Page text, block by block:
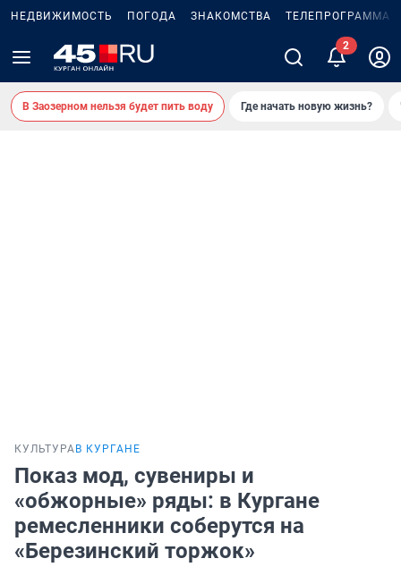
НЕДВИЖИМОСТЬ ПОГОДА ЗНАКОМСТВА ТЕЛЕПРОГРАММА
В Заозерном нельзя будет пить воду Где начать новую жизнь?
КУЛЬТУРА В КУРГАНЕ
Показ мод, сувениры и
«обжорные» ряды: в Кургане
ремесленники соберутся на
«Березинский торжок»